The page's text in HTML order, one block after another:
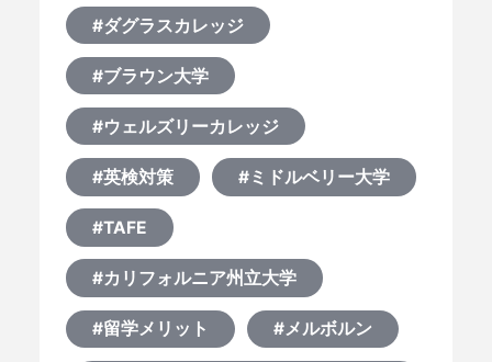
#ダグラスカレッジ
#ブラウン大学
#ウェルズリーカレッジ
#英検対策 #ミドルベリー大学
#TAFE
#カリフォルニア州立大学
#留学メリット #メルボルン